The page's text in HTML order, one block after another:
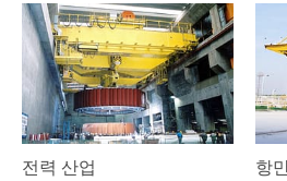
전력 산업 항